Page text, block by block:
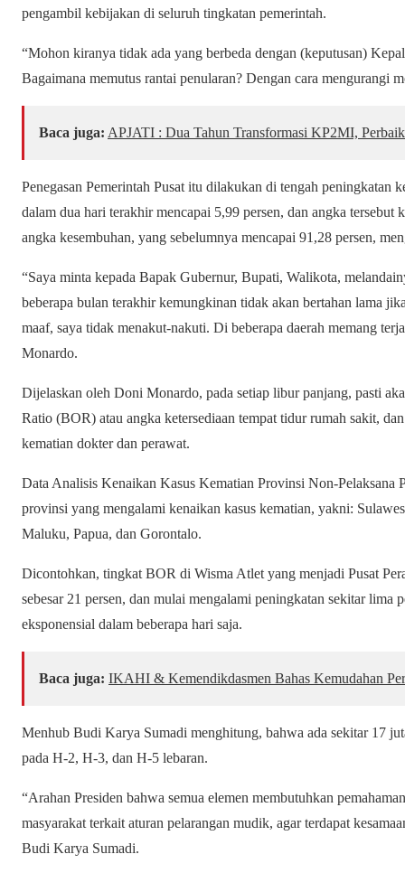
pengambil kebijakan di seluruh tingkatan pemerintah.
“Mohon kiranya tidak ada yang berbeda dengan (keputusan)
Bagaimana memutus rantai penularan? Dengan cara mengurangi
Baca juga: APJATI : Dua Tahun Transformasi KP2MI,
Penegasan Pemerintah Pusat itu dilakukan di tengah
dalam dua hari terakhir mencapai 5,99 persen, dan angka tersebut
angka kesembuhan, yang sebelumnya mencapai 91,28 persen,
“Saya minta kepada Bapak Gubernur, Bupati, Walikota,
beberapa bulan terakhir kemungkinan tidak akan bertahan lama
maaf, saya tidak menakut-nakuti. Di beberapa daerah memang
Monardo.
Dijelaskan oleh Doni Monardo, pada setiap libur panjang, pasti
Ratio (BOR) atau angka ketersediaan tempat tidur rumah sakit,
kematian dokter dan perawat.
Data Analisis Kenaikan Kasus Kematian Provinsi Non-
provinsi yang mengalami kenaikan kasus kematian, yakni:
Maluku, Papua, dan Gorontalo.
Dicontohkan, tingkat BOR di Wisma Atlet yang menjadi Pusat
sebesar 21 persen, dan mulai mengalami peningkatan sekitar lima
eksponensial dalam beberapa hari saja.
Baca juga: IKAHI & Kemendikdasmen Bahas Kemudahan
Menhub Budi Karya Sumadi menghitung, bahwa ada sekitar 17
pada H-2, H-3, dan H-5 lebaran.
“Arahan Presiden bahwa semua elemen membutuhkan
masyarakat terkait aturan pelarangan mudik, agar terdapat
Budi Karya Sumadi.